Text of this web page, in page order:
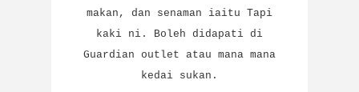
makan, dan senaman iaitu Tapi
kaki ni. Boleh didapati di
Guardian outlet atau mana mana
kedai sukan.